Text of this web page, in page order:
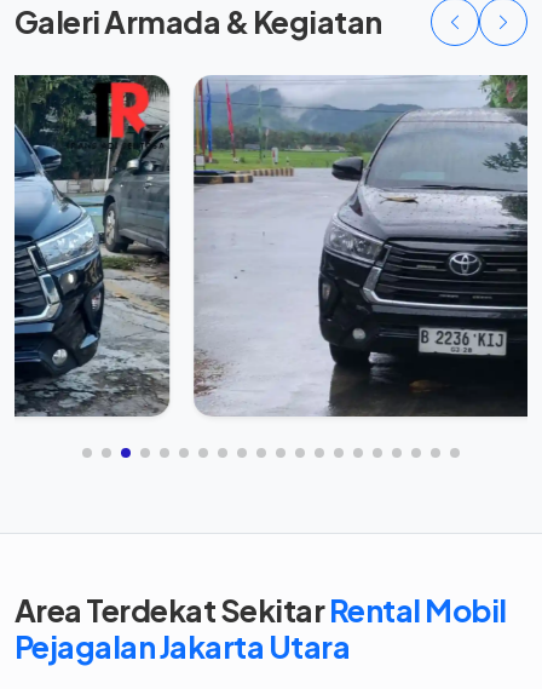
Galeri Armada & Kegiatan
Area Terdekat SekitarRental Mobil
Pejagalan Jakarta Utara